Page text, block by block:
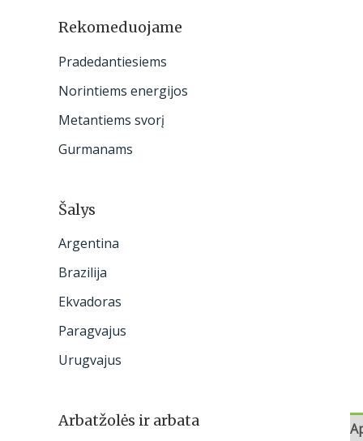
o
:
Rekomeduojame
Pradedantiesiems
Norintiems energijos
Metantiems svorį
Gurmanams
Šalys
Argentina
Brazilija
Ekvadoras
Paragvajus
Urugvajus
Arbatžolės ir arbata